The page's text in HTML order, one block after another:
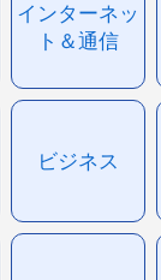
インターネッ
ト＆通信
ビジネス